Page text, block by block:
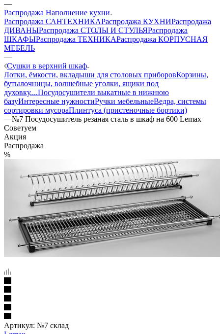
—
Распродажа Наполнение кухни
Распродажа САНТЕХНИКАРаспродажа КУХНИРаспродажа
ДИВАНЫРаспродажа СТОЛЫ И СТУЛЬЯРаспродажа
ШКАФЫРаспродажа ТЕХНИКАРаспродажа КОРПУСНАЯ
МЕБЕЛЬ
—
Сушки в верхний шкаф
Лотки, ёмкости, вкладыши для столовых приборовКорзины,
бутылочницы, волшебные уголки, ящики под
духовку....Посудосушители выкатные в нижнюю
базуИнтересные нужностиРучки мебельныеВедра, системы
сортировки мусораПлинтуса (пристеночные бортики)
—№7 Посудосушитель резаная сталь в шкаф на 600 Lemax
Советуем
Акция
Распродажа
%
Артикул: №7 склад